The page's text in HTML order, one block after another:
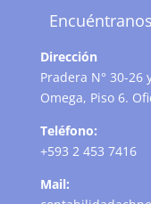
Encuéntranos
Dirección
Pradera N° 30-26
Omega, Piso 6.
Teléfono:
+593 2 453 7416
Mail: